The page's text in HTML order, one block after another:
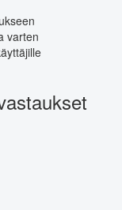
varten